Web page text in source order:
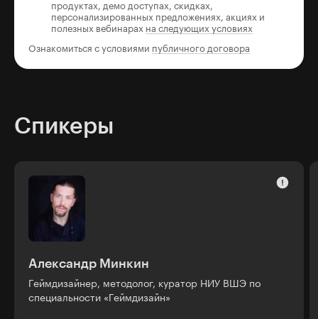
продуктах, демо доступах, скидках,
персонализированных предложениях, акциях и
полезных вебинарах на следующих условиях
Ознакомиться с условиями публичного договора
Спикеры
Александр Минкин
Геймдизайнер, методолог, куратор НИУ ВШЭ по
специальности «Геймдизайн»